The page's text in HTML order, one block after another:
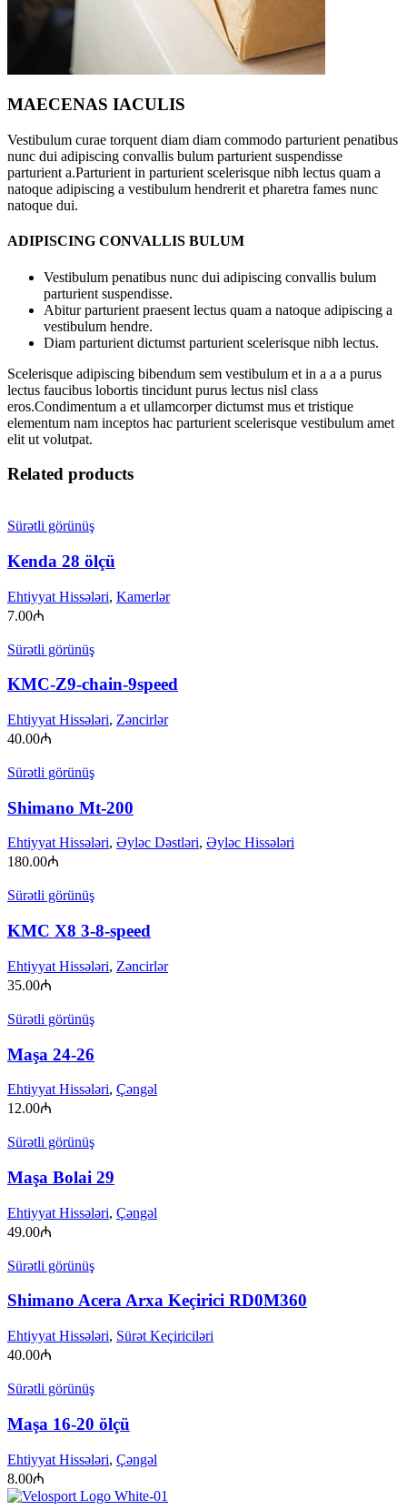
MAECENAS IACULIS
Vestibulum curae torquent diam diam commodo parturient penatibus
nunc dui adipiscing convallis bulum parturient suspendisse
parturient a.Parturient in parturient scelerisque nibh lectus quam a
natoque adipiscing a vestibulum hendrerit et pharetra fames nunc
natoque dui.
ADIPISCING CONVALLIS BULUM
Vestibulum penatibus nunc dui adipiscing convallis bulum
parturient suspendisse.
Abitur parturient praesent lectus quam a natoque adipiscing a
vestibulum hendre.
Diam parturient dictumst parturient scelerisque nibh lectus.
Scelerisque adipiscing bibendum sem vestibulum et in a a a purus
lectus faucibus lobortis tincidunt purus lectus nisl class
eros.Condimentum a et ullamcorper dictumst mus et tristique
elementum nam inceptos hac parturient scelerisque vestibulum amet
elit ut volutpat.
Related products
Sürətli görünüş
Kenda 28 ölçü
Ehtiyyat Hissələri, Kamerlər
7.00₼
Sürətli görünüş
KMC-Z9-chain-9speed
Ehtiyyat Hissələri, Zəncirlər
40.00₼
Sürətli görünüş
Shimano Mt-200
Ehtiyyat Hissələri, Əyləc Dəstləri, Əyləc Hissələri
180.00₼
Sürətli görünüş
KMC X8 3-8-speed
Ehtiyyat Hissələri, Zəncirlər
35.00₼
Sürətli görünüş
Maşa 24-26
Ehtiyyat Hissələri, Çəngəl
12.00₼
Sürətli görünüş
Maşa Bolai 29
Ehtiyyat Hissələri, Çəngəl
49.00₼
Sürətli görünüş
Shimano Acera Arxa Keçirici RD0M360
Ehtiyyat Hissələri, Sürət Keçiriciləri
40.00₼
Sürətli görünüş
Maşa 16-20 ölçü
Ehtiyyat Hissələri, Çəngəl
8.00₼